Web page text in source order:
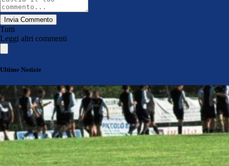
Invia Commento
Tutti
Leggi altri commenti
Ultime Notizie